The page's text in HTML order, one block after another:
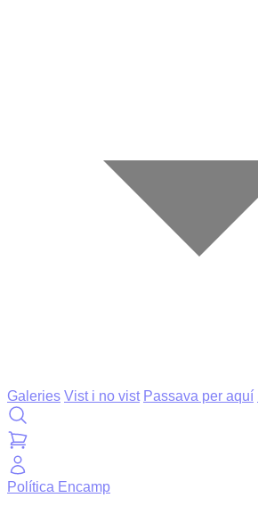
Galeries Vist i no vist Passava per aquí
Política Encamp